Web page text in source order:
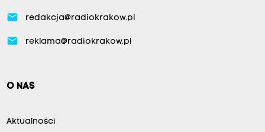
email redakcja@radiokrakow.pl
email reklama@radiokrakow.pl
O NAS
Aktualności